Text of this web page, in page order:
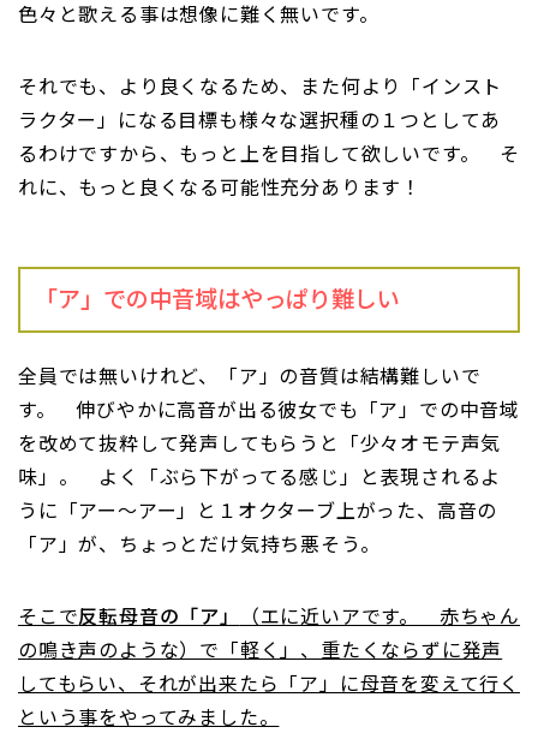
色々と歌える事は想像に難く無いです。
それでも、より良くなるため、また何より「インスト
ラクター」になる目標も様々な選択種の１つとしてあ
るわけですから、もっと上を目指して欲しいです。 そ
れに、もっと良くなる可能性充分あります！
「ア」での中音域はやっぱり難しい
全員では無いけれど、「ア」の音質は結構難しいで
す。 伸びやかに高音が出る彼女でも「ア」での中音域
を改めて抜粋して発声してもらうと「少々オモテ声気
味」。 よく「ぶら下がってる感じ」と表現されるよ
うに「アー〜アー」と１オクターブ上がった、高音の
「ア」が、ちょっとだけ気持ち悪そう。
そこで反転母音の「ア」
（エに近いアです。 赤ちゃん
の鳴き声のような）で「軽く」、重たくならずに発声
してもらい、それが出来たら「ア」に母音を変えて行く
という事をやってみました。